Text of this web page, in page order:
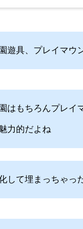
遊具、プレイマウ
はもちろんプレ
力的だよね
して埋まっちゃっ